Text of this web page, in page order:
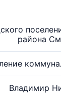
района
Владимир